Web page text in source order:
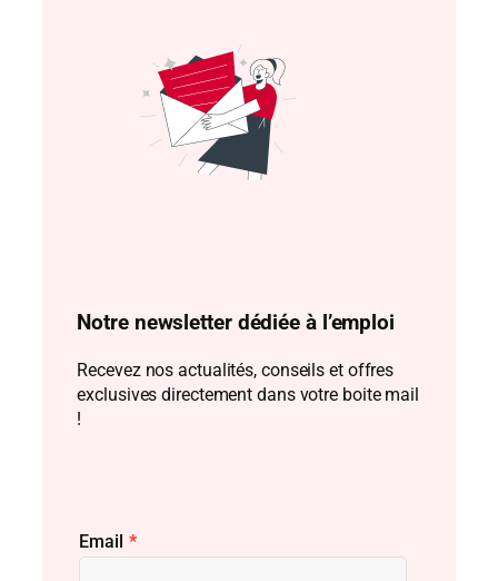
Notre newsletter dédiée à l’emploi
Recevez nos actualités, conseils et offres
exclusives directement dans votre boite mail
!
Email *